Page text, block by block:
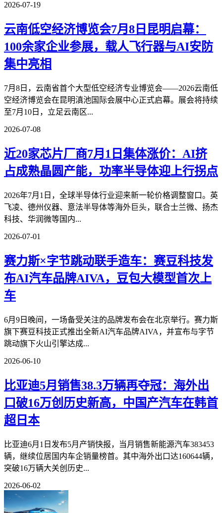
2026-07-19
云南低空经济博览会7月8日昆明启幕：
100余家企业参展，载人飞行器与AI安防
集中亮相
7月8日，云南省首个大型低空经济专业博览会——2026云南低
空经济博览会在昆明滇池国际会展中心正式启幕。展会将持续
至7月10日，立足云南区...
2026-07-08
近20家芯片厂商7月1日集体涨价：AI挤
占成熟晶圆产能，功率半导体迎上行拐点
2026年7月1日，全球半导体行业迎来新一轮价格调整窗口。英
飞凌、德州仪器、意法半导体等海外巨头，联合士兰微、扬杰
科技、华润微等国内...
2026-07-01
赛力斯×字节跳动联手造车：赛豆科技发
布AI汽车品牌AIVA，豆包大模型首次上
车
6月9日晚间，一场备受关注的品牌发布会在北京举行。赛力斯
旗下赛豆科技正式推出全新AI汽车品牌AIVA，并宣布与字节
跳动旗下火山引擎达成...
2026-06-10
比亚迪5月销售38.3万辆再夺冠：海外出
口破16万创历史新高，中国产汽车在韩首
超日本
比亚迪6月1日发布5月产销快报，当月销售新能源汽车383453
辆，继续位居国内车企销量榜首。其中海外出口达160644辆，
突破16万辆大关创历史...
2026-06-02